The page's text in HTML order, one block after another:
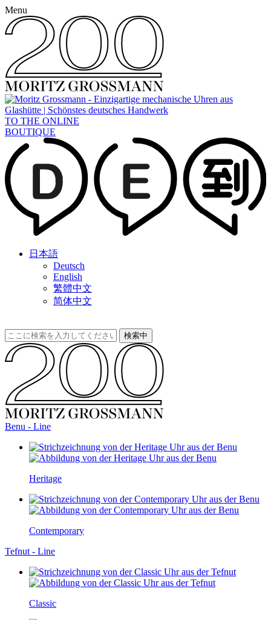
Menu
TO THE ONLINE
BOUTIQUE
日本語
Deutsch
English
繁體中文
简体中文
Benu - Line
Heritage
Contemporary
Tefnut - Line
Classic